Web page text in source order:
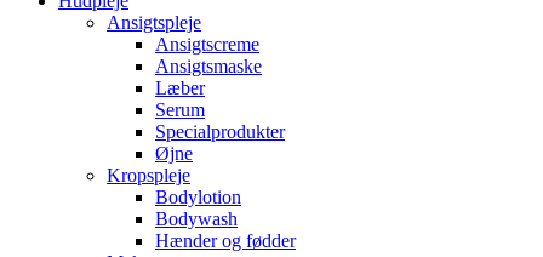
Ansigtspleje
Ansigtscreme
Ansigtsmaske
Læber
Serum
Specialprodukter
Øjne
Kropspleje
Bodylotion
Bodywash
Hænder og fødder